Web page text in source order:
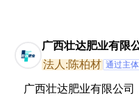
广西壮达肥业有限
法人:陈柏材 通过主
广西壮达肥业有限公司